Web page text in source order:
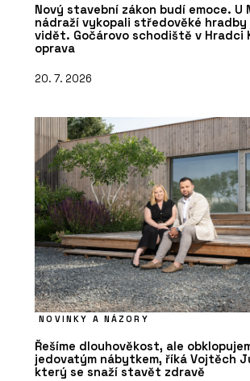
Nový stavební zákon budí emoce. U
nádraží vykopali středověké hradby
vidět. Gočárovo schodiště v Hradci
oprava
20. 7. 2026
NOVINKY A NÁZORY
Řešíme dlouhověkost, ale
jedovatým nábytkem, říká Vojtěch
který se snaží stavět zdravě